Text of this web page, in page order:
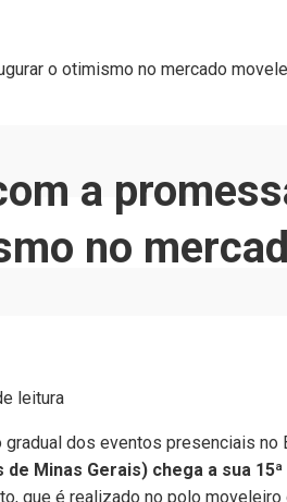
o otimismo no mercado
a
no
leitura
dos eventos presenciais no
Minas Gerais) chega a sua
que é realizado no polo moveleiro